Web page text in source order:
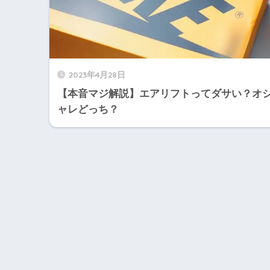
2023年4月28日
【本音マジ解説】エアリフトってダサい？オ
ャレどっち？